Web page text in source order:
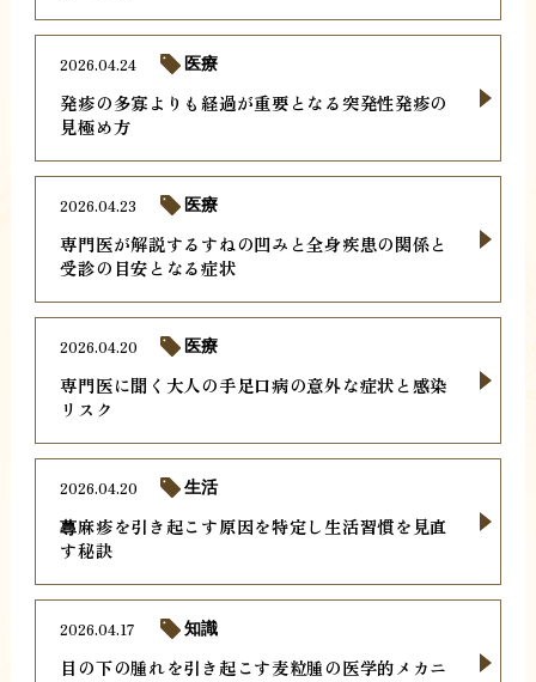
発疹の多寡よりも経過が重要となる突発性発疹の
見極め方
2026.04.24 医療
専門医が解説するすねの凹みと全身疾患の関係と
受診の目安となる症状
2026.04.23 医療
専門医に聞く大人の手足口病の意外な症状と感染
リスク
2026.04.20 医療
蕁麻疹を引き起こす原因を特定し生活習慣を見直
す秘訣
2026.04.20 生活
目の下の腫れを引き起こす麦粒腫の医学的メカニ
2026.04.17 知識